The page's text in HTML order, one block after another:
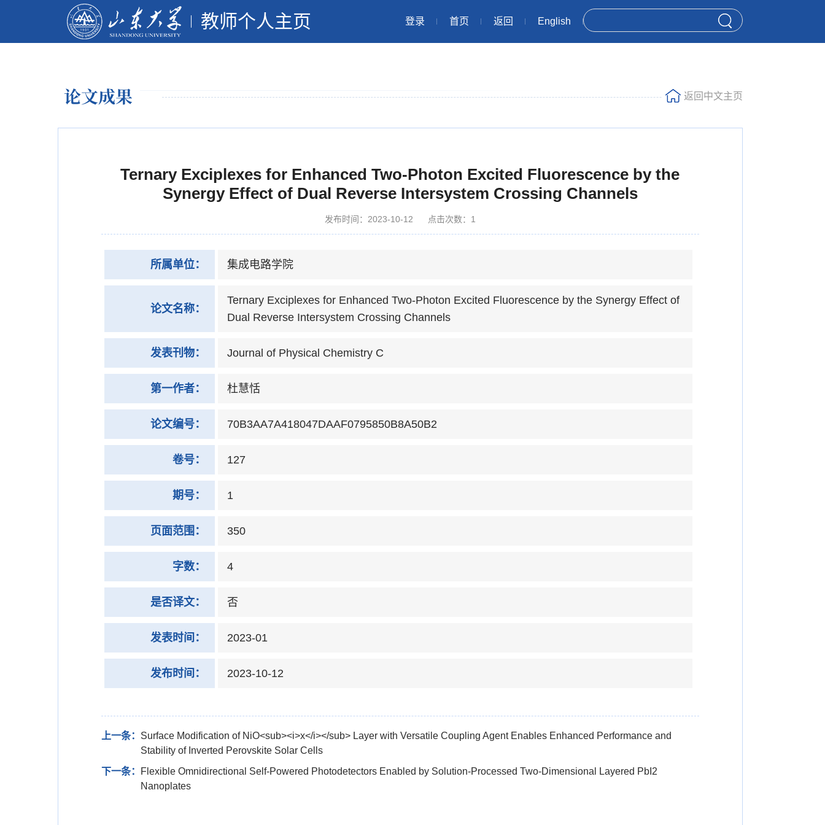
教师个人主页 登录 首页 返回 English
论文成果 返回中文主页
Ternary Exciplexes for Enhanced Two-Photon Excited Fluorescence by the
Synergy Effect of Dual Reverse Intersystem Crossing Channels
发布时间：2023-10-12 点击次数： 1
所属单位： 集成电路学院
论文名称：
Ternary Exciplexes for Enhanced Two-Photon Excited Fluorescence by the Synergy Effect of
Dual Reverse Intersystem Crossing Channels
发表刊物： Journal of Physical Chemistry C
第一作者： 杜慧恬
论文编号： 70B3AA7A418047DAAF0795850B8A50B2
卷号： 127
期号： 1
页面范围： 350
字数： 4
是否译文： 否
发表时间： 2023-01
发布时间： 2023-10-12
上一条： Surface Modification of NiO<sub><i>x</i></sub> Layer with Versatile Coupling Agent Enables Enhanced Performance and
Stability of Inverted Perovskite Solar Cells
下一条：
Flexible Omnidirectional Self-Powered Photodetectors Enabled by Solution-Processed Two-Dimensional Layered PbI2
Nanoplates